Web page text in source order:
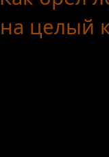
на целый